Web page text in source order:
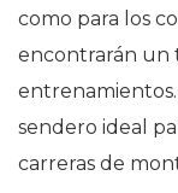
como para los
encontrarán un
sendero ideal
carreras de